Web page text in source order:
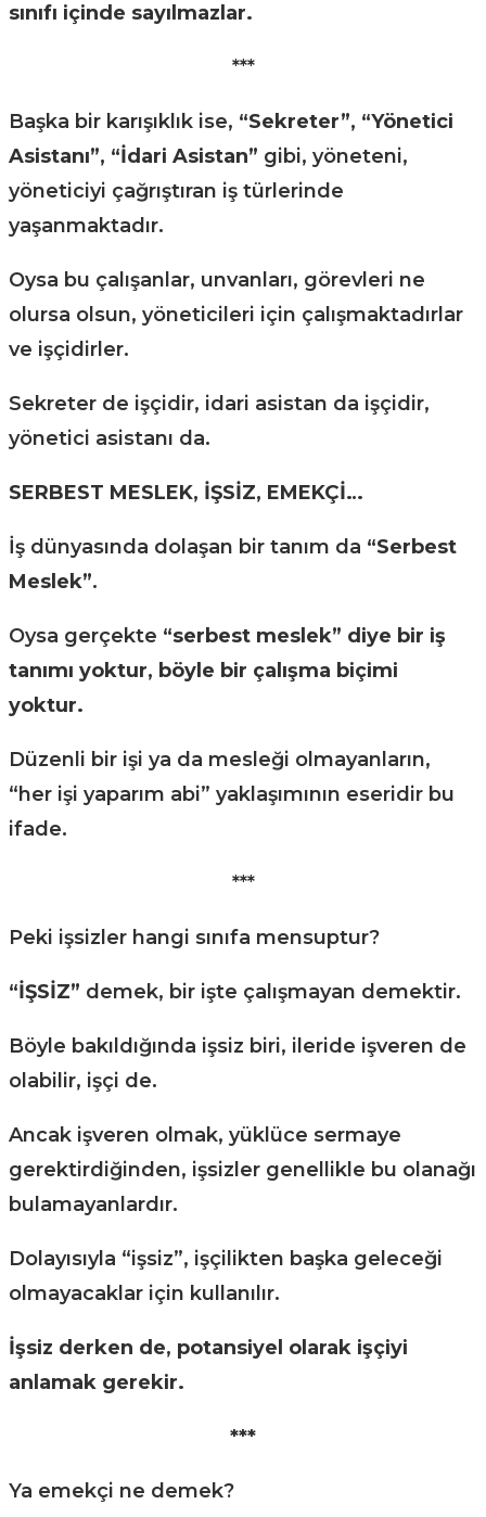
sınıfı içinde sayılmazlar.
***
Başka bir karışıklık ise, “Sekreter”, “Yönetici
Asistanı”, “İdari Asistan” gibi, yöneteni,
yöneticiyi çağrıştıran iş türlerinde
yaşanmaktadır.
Oysa bu çalışanlar, unvanları, görevleri ne
olursa olsun, yöneticileri için çalışmaktadırlar
ve işçidirler.
Sekreter de işçidir, idari asistan da işçidir,
yönetici asistanı da.
SERBEST MESLEK, İŞSİZ, EMEKÇİ…
İş dünyasında dolaşan bir tanım da “Serbest
Meslek”.
Oysa gerçekte “serbest meslek” diye bir iş
tanımı yoktur, böyle bir çalışma biçimi
yoktur.
Düzenli bir işi ya da mesleği olmayanların,
“her işi yaparım abi” yaklaşımının eseridir bu
ifade.
***
Peki işsizler hangi sınıfa mensuptur?
“İŞSİZ” demek, bir işte çalışmayan demektir.
Böyle bakıldığında işsiz biri, ileride işveren de
olabilir, işçi de.
Ancak işveren olmak, yüklüce sermaye
gerektirdiğinden, işsizler genellikle bu olanağı
bulamayanlardır.
Dolayısıyla “işsiz”, işçilikten başka geleceği
olmayacaklar için kullanılır.
İşsiz derken de, potansiyel olarak işçiyi
anlamak gerekir.
***
Ya emekçi ne demek?